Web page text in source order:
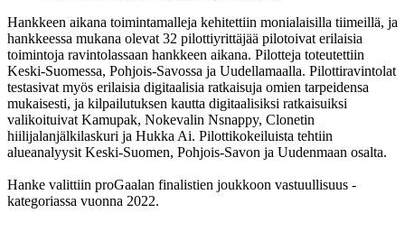
Hankkeen aikana toimintamalleja kehitettiin monialaisilla tiimeillä, ja
hankkeessa mukana olevat 32 pilottiyrittäjää pilotoivat erilaisia
toimintoja ravintolassaan hankkeen aikana. Pilotteja toteutettiin
Keski-Suomessa, Pohjois-Savossa ja Uudellamaalla. Pilottiravintolat
testasivat myös erilaisia digitaalisia ratkaisuja omien tarpeidensa
mukaisesti, ja kilpailutuksen kautta digitaalisiksi ratkaisuiksi
valikoituivat Kamupak, Nokevalin Nsnappy, Clonetin
hiilijalanjälkilaskuri ja Hukka Ai. Pilottikokeiluista tehtiin
alueanalyysit Keski-Suomen, Pohjois-Savon ja Uudenmaan osalta.
Hanke valittiin proGaalan finalistien joukkoon vastuullisuus -
kategoriassa vuonna 2022.